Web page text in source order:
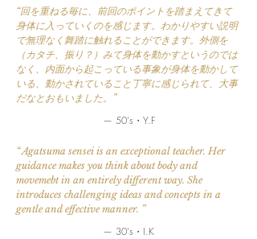
“回を重ねる毎に、前回のポイントを踏まえてきて
身体に入っていくのを感じます。わかりやすい説明
で無理なく舞踏に触れることができます。外側を
（カタチ、振り？）みて身体を動かすというのでは
なく、内面から起こっている事象が身体を動かして
いる、動かされていること丁寧に感じられて、大事
だなとおもいました。”
— 50's・Y.F
“ Agatsuma sensei is an exceptional teacher. Her
guidance makes you think about body and
movemebt in an entirely different way. She
introduces challenging ideas and concepts in a
gentle and effective manner. ”
— 30's・I.K